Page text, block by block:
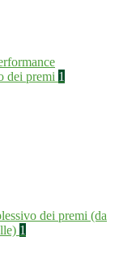
dei premi 1
dei premi (da
1